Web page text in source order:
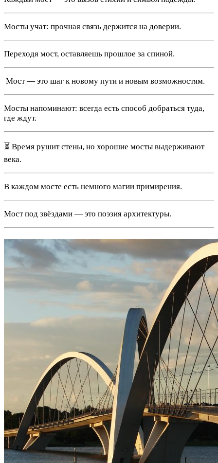
Мосты учат: прочная связь держится на доверии.
Переходя мост, оставляешь прошлое за спиной.
️ Мост — это шаг к новому пути и новым возможностям.
Мосты напоминают: всегда есть способ добраться туда,
где ждут.
⏳ Время рушит стены, но хорошие мосты выдерживают
века.
В каждом мосте есть немного магии примирения.
Мост под звёздами — это поэзия архитектуры.